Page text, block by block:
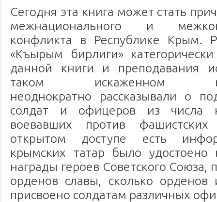
Сегодня эта книга может стать
межнационального и
конфликта в Республике Крым.
«Къырым бирлиги»
данной книги и преподавания
таком
неоднократно рассказывали о
солдат и офицеров из числа
воевавших против фашистских
открытом доступе есть
крымских татар было
награды героев Советского Союза,
орденов славы, сколько
присвоено солдатам различных